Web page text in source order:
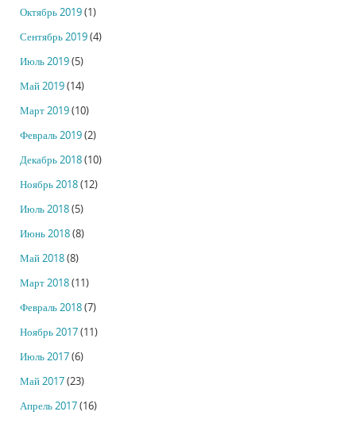
Октябрь 2019(1)
Сентябрь 2019(4)
Июль 2019(5)
Май 2019(14)
Март 2019(10)
Февраль 2019(2)
Декабрь 2018(10)
Ноябрь 2018(12)
Июль 2018(5)
Июнь 2018(8)
Май 2018(8)
Март 2018(11)
Февраль 2018(7)
Ноябрь 2017(11)
Июль 2017(6)
Май 2017(23)
Апрель 2017(16)